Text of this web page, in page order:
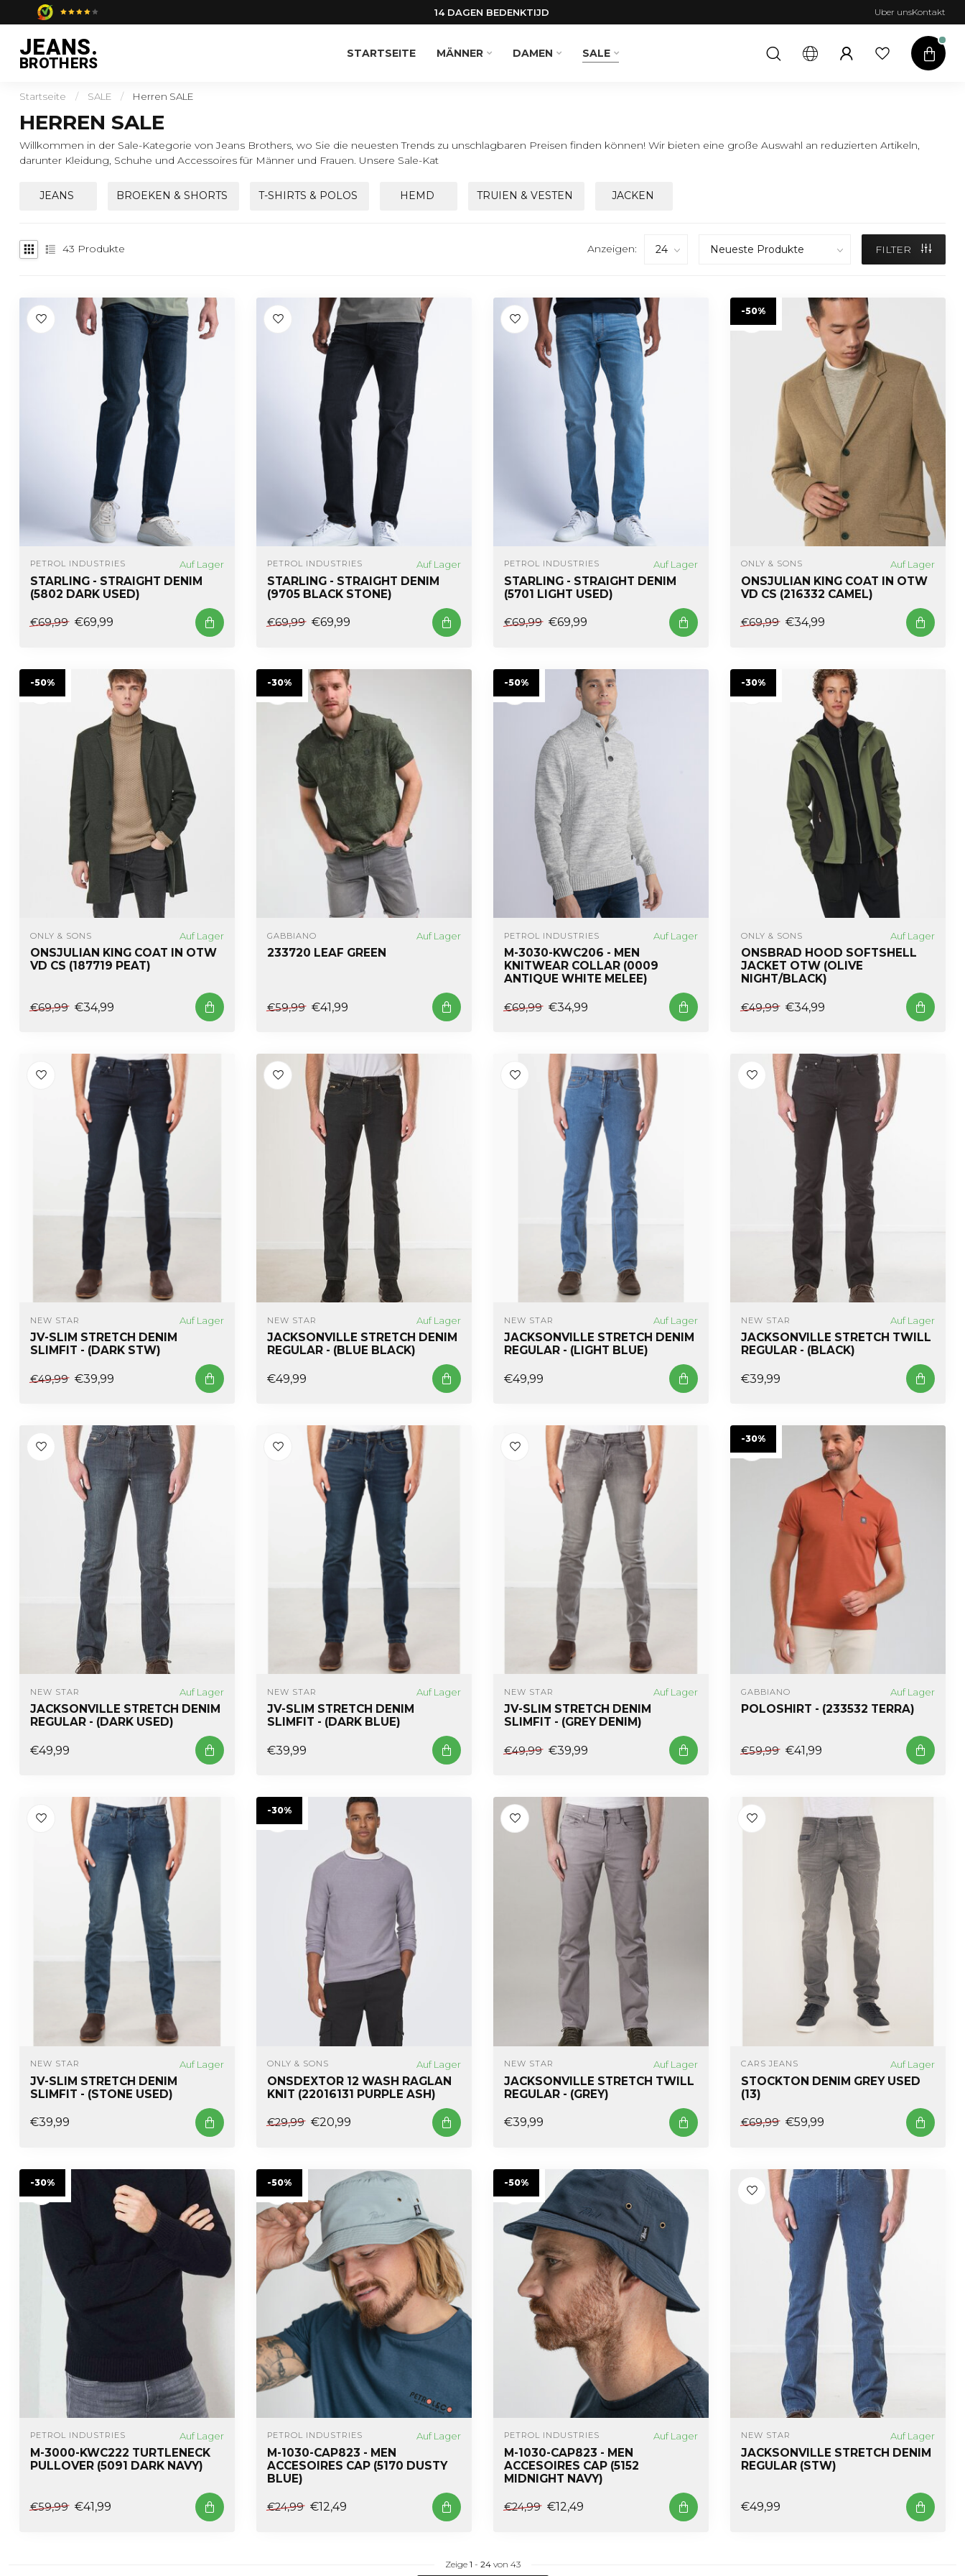
14 DAGEN BEDENKTIJD Uber unsKontakt
JEANS.
BROTHERS STARTSEITE MÄNNER DAMEN SALE
Startseite / SALE / Herren SALE
HERREN SALE
Willkommen in der Sale-Kategorie von Jeans Brothers, wo Sie die neuesten Trends zu unschlagbaren Preisen finden können! Wir bieten eine große Auswahl an reduzierten Artikeln,
darunter Kleidung, Schuhe und Accessoires für Männer und Frauen. Unsere Sale-Kat
JEANS BROEKEN & SHORTS T-SHIRTS & POLOS HEMD TRUIEN & VESTEN JACKEN
43 Produkte Anzeigen: FILTER
PETROL INDUSTRIES Auf Lager
STARLING - STRAIGHT DENIM
(5802 DARK USED)
€69,99 €69,99
PETROL INDUSTRIES Auf Lager
STARLING - STRAIGHT DENIM
(9705 BLACK STONE)
€69,99 €69,99
PETROL INDUSTRIES Auf Lager
STARLING - STRAIGHT DENIM
(5701 LIGHT USED)
€69,99 €69,99
-50%
ONLY & SONS Auf Lager
ONSJULIAN KING COAT IN OTW
VD CS (216332 CAMEL)
€69,99 €34,99
-50%
ONLY & SONS Auf Lager
ONSJULIAN KING COAT IN OTW
VD CS (187719 PEAT)
€69,99 €34,99
-30%
GABBIANO Auf Lager
233720 LEAF GREEN
€59,99 €41,99
-50%
PETROL INDUSTRIES Auf Lager
M-3030-KWC206 - MEN
KNITWEAR COLLAR (0009
ANTIQUE WHITE MELEE)
€69,99 €34,99
-30%
ONLY & SONS Auf Lager
ONSBRAD HOOD SOFTSHELL
JACKET OTW (OLIVE
NIGHT/BLACK)
€49,99 €34,99
NEW STAR Auf Lager
JV-SLIM STRETCH DENIM
SLIMFIT - (DARK STW)
€49,99 €39,99
NEW STAR Auf Lager
JACKSONVILLE STRETCH DENIM
REGULAR - (BLUE BLACK)
€49,99
NEW STAR Auf Lager
JACKSONVILLE STRETCH DENIM
REGULAR - (LIGHT BLUE)
€49,99
NEW STAR Auf Lager
JACKSONVILLE STRETCH TWILL
REGULAR - (BLACK)
€39,99
NEW STAR Auf Lager
JACKSONVILLE STRETCH DENIM
REGULAR - (DARK USED)
€49,99
NEW STAR Auf Lager
JV-SLIM STRETCH DENIM
SLIMFIT - (DARK BLUE)
€39,99
NEW STAR Auf Lager
JV-SLIM STRETCH DENIM
SLIMFIT - (GREY DENIM)
€49,99 €39,99
-30%
GABBIANO Auf Lager
POLOSHIRT - (233532 TERRA)
€59,99 €41,99
NEW STAR Auf Lager
JV-SLIM STRETCH DENIM
SLIMFIT - (STONE USED)
€39,99
-30%
ONLY & SONS Auf Lager
ONSDEXTOR 12 WASH RAGLAN
KNIT (22016131 PURPLE ASH)
€29,99 €20,99
NEW STAR Auf Lager
JACKSONVILLE STRETCH TWILL
REGULAR - (GREY)
€39,99
CARS JEANS Auf Lager
STOCKTON DENIM GREY USED
(13)
€69,99 €59,99
-30%
PETROL INDUSTRIES Auf Lager
M-3000-KWC222 TURTLENECK
PULLOVER (5091 DARK NAVY)
€59,99 €41,99
-50%
PETROL INDUSTRIES Auf Lager
M-1030-CAP823 - MEN
ACCESOIRES CAP (5170 DUSTY
BLUE)
€24,99 €12,49
-50%
PETROL INDUSTRIES Auf Lager
M-1030-CAP823 - MEN
ACCESOIRES CAP (5152
MIDNIGHT NAVY)
€24,99 €12,49
NEW STAR Auf Lager
JACKSONVILLE STRETCH DENIM
REGULAR (STW)
€49,99
Zeige 1 - 24von 43